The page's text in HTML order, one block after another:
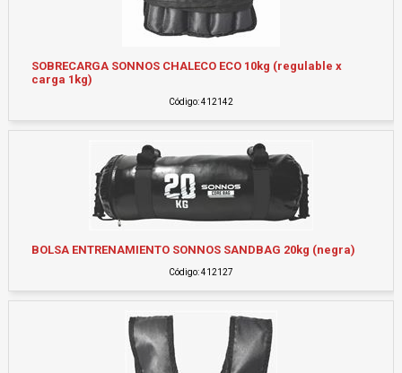
SOBRECARGA SONNOS CHALECO ECO 10kg (regulable x
carga 1kg)
Código: 412142
BOLSA ENTRENAMIENTO SONNOS SANDBAG 20kg (negra)
Código: 412127